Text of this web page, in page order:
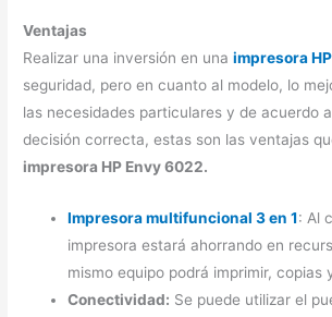
Ventajas
Realizar una inversión en unaimpresora HP
seguridad, pero en cuanto al modelo, lo
las necesidades particulares y de acuerdo
decisión correcta, estas son las ventajas
impresora HP Envy 6022.
Impresora multifuncional 3 en 1: Al
impresora estará ahorrando en
mismo equipo podrá imprimir, copias
Conectividad: Se puede utilizar el